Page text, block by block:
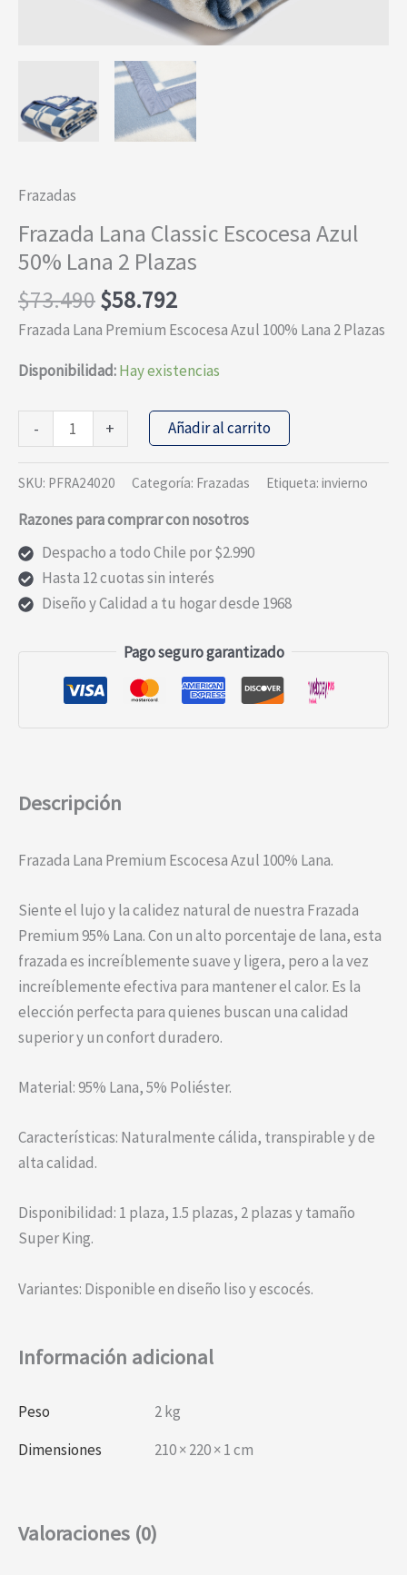
Frazadas
Frazada Lana Classic Escocesa Azul
50% Lana 2 Plazas
$73.490El
precio
era:
$58.792El
precio
es:
Frazada Lana Premium Escocesa Azul 100% Lana 2 Plazas
Disponibilidad:Hay existencias
-
Lana
Classic
Azul
50%
Lana
2
cantidad
+ Añadir al carrito
SKU: PFRA24020 Categoría: Frazadas Etiqueta: invierno
Razones para comprar con nosotros
Despacho a todo Chile por $2.990
Hasta 12 cuotas sin interés
Diseño y Calidad a tu hogar desde 1968
Pago seguro garantizado
Descripción
Frazada Lana Premium Escocesa Azul 100% Lana.
Siente el lujo y la calidez natural de nuestra Frazada
Premium 95% Lana. Con un alto porcentaje de lana, esta
frazada es increíblemente suave y ligera, pero a la vez
increíblemente efectiva para mantener el calor. Es la
elección perfecta para quienes buscan una calidad
superior y un confort duradero.
Material: 95% Lana, 5% Poliéster.
Características: Naturalmente cálida, transpirable y de
alta calidad.
Disponibilidad: 1 plaza, 1.5 plazas, 2 plazas y tamaño
Super King.
Variantes: Disponible en diseño liso y escocés.
Información adicional
Peso
2 kg
Dimensiones
210 × 220 × 1 cm
Valoraciones (0)